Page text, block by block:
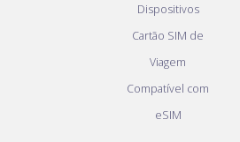
Dispositivos
Cartão SIM de
Viagem
Compatível com
eSIM